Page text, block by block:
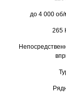
до 4 000 об/
265